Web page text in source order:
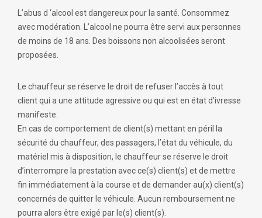
L’abus d ‘alcool est dangereux pour la santé. Consommez
avec modération. L’alcool ne pourra être servi aux personnes
de moins de 18 ans. Des boissons non alcoolisées seront
proposées.
Le chauffeur se réserve le droit de refuser l’accès à tout
client qui a une attitude agressive ou qui est en état d’ivresse
manifeste.
En cas de comportement de client(s) mettant en péril la
sécurité du chauffeur, des passagers, l’état du véhicule, du
matériel mis à disposition, le chauffeur se réserve le droit
d’interrompre la prestation avec ce(s) client(s) et de mettre
fin immédiatement à la course et de demander au(x) client(s)
concernés de quitter le véhicule. Aucun remboursement ne
pourra alors être exigé par le(s) client(s).